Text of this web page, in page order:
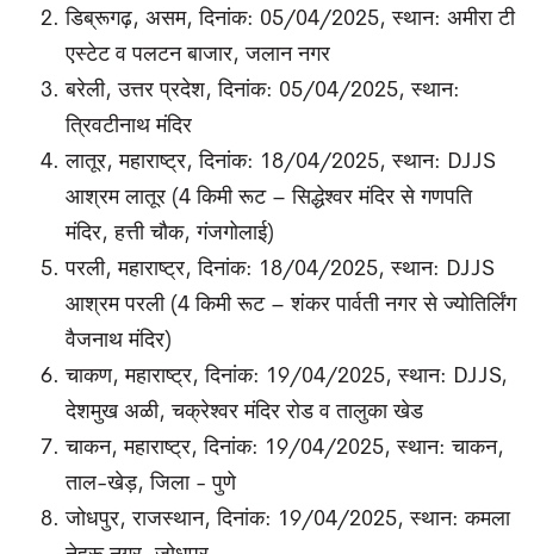
डिब्रूगढ़, असम, दिनांक: 05/04/2025, स्थान: अमीरा टी
एस्टेट व पलटन बाजार, जलान नगर
बरेली, उत्तर प्रदेश, दिनांक: 05/04/2025, स्थान:
त्रिवटीनाथ मंदिर
लातूर, महाराष्ट्र, दिनांक: 18/04/2025, स्थान: DJJS
आश्रम लातूर (4 किमी रूट – सिद्धेश्वर मंदिर से गणपति
मंदिर, हत्ती चौक, गंजगोलाई)
परली, महाराष्ट्र, दिनांक: 18/04/2025, स्थान: DJJS
आश्रम परली (4 किमी रूट – शंकर पार्वती नगर से ज्योतिर्लिंग
वैजनाथ मंदिर)
चाकण, महाराष्ट्र, दिनांक: 19/04/2025, स्थान: DJJS,
देशमुख अळी, चक्रेश्वर मंदिर रोड व तालुका खेड
चाकन, महाराष्ट्र, दिनांक: 19/04/2025, स्थान: चाकन,
ताल-खेड़, जिला - पुणे
जोधपुर, राजस्थान, दिनांक: 19/04/2025, स्थान: कमला